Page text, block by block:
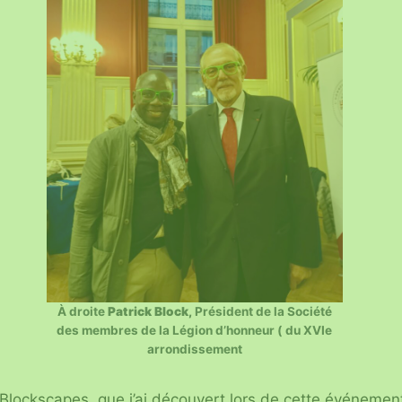
À droitePatrick Block, Président de la Société
des membres de la Légion d’honneur ( du XVIe
arrondissement